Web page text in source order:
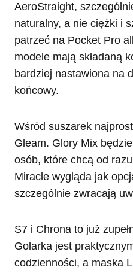
AeroStraight,
naturalny, a nie ciężki i
patrzeć na Pocket Pro
modele mają składaną
bardziej nastawiona na
końcowy.
Wśród suszarek
Gleam. Glory Mix
osób, które chcą od
Miracle wygląda jak
szczególnie zwracają
S7 i Chrona to już
Golarka jest
codzienności, a maska